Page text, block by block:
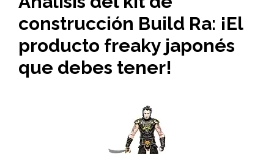
construcción Build Ra: ¡El
producto freaky japonés
que debes tener!